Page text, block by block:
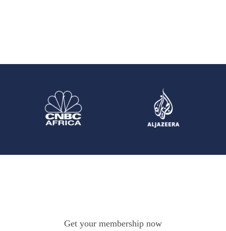
Get your membership now